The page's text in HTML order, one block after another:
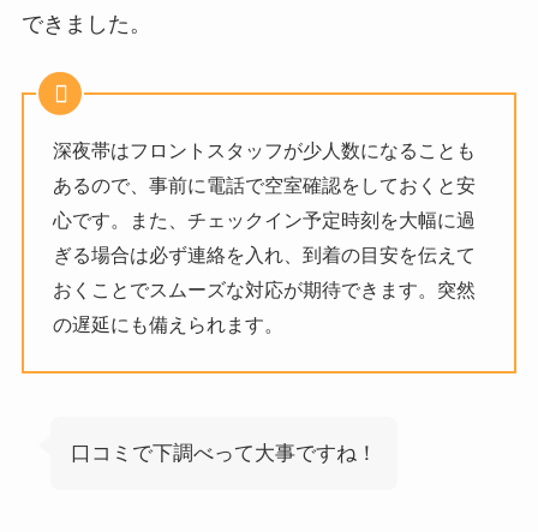
できました。
深夜帯はフロントスタッフが少人数になることも
あるので、事前に電話で空室確認をしておくと安
心です。また、チェックイン予定時刻を大幅に過
ぎる場合は必ず連絡を入れ、到着の目安を伝えて
おくことでスムーズな対応が期待できます。突然
の遅延にも備えられます。
口コミで下調べって大事ですね！